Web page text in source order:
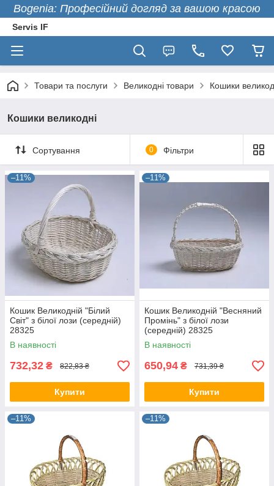
Bogenia: Професійний догляд за вашою красою
Servis IF
Товари та послуги Великодні товари Кошики
Кошики великодні
Сортування 0 Фільтри
–11%
Кошик Великодній "Білий
Світ" з білої лози (середній)
28325
В наявності
732,32 ₴ 822,83 ₴
Купити
–11%
Кошик Великодній "Весняний
Промінь" з білої лози
(середній) 28325
В наявності
650,94 ₴ 731,39 ₴
Купити
–11% –11%